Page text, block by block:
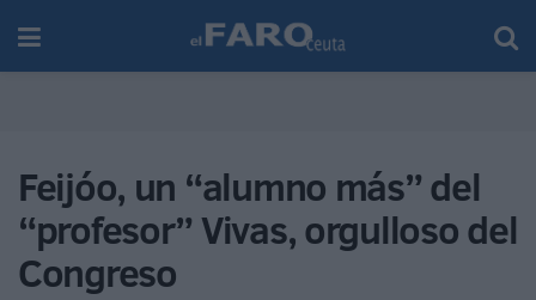
Feijóo, un “alumno más” del
“profesor” Vivas, orgulloso del
Congreso